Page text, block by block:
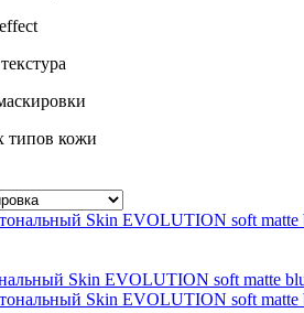
типов кожи
Skin EVOLUTION soft matte